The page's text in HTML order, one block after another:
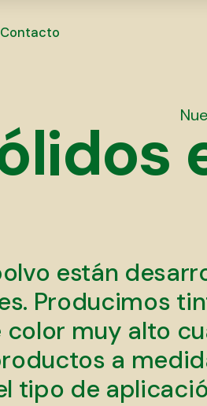
Contacto
están
Producimos
muy alto
a
tipo de